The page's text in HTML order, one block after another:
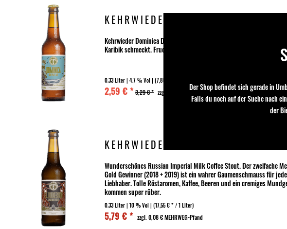
KEHRWIEDER DOMINICA DDH PALE
Kehrwieder Dominica DDH Pale Ale Ein Double Dry Hopped Pale Ale das
Karibik schmeckt. Fruchtig-tropisches Aroma mit moderatem
0.33 Liter| 4.7 % Vol | (7,85 € * / 1 Liter)
2,59 € * 3,29 € * zzgl. 0,08 € MEHRWEG-Pfand
KEHRWIEDER EL DUDERINO
Wunderschönes Russian Imperial Milk Coffee Stout. Der zweifache
Gold Gewinner (2018 + 2019) ist ein wahrer Gaumenschmauss für
Liebhaber. Tolle Röstaromen, Kaffee, Beeren und ein cremiges
kommen super rüber.
0.33 Liter| 10 % Vol | (17,55 € * / 1 Liter)
5,79 € * zzgl. 0,08 € MEHRWEG-Pfand
Der Shop befindet sich gerade in
Falls du noch auf der Suche nach
der